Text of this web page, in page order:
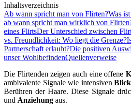
Inhaltsverzeichnis
Ab wann spricht man von Flirten?Was
ab wann spricht man wirklich von
eines FlirtsDer Unterschied zwischen
vs. Freundlichkeit: Wo liegt die Grenze?
Partnerschaft erlaubt?Die positiven
unser WohlbefindenQuellenverweise
Die Flirtenden zeigen auch eine offene
ambivalente Signale wie intensiven
Berühren der Haare. Diese Signale
und Anziehung aus.